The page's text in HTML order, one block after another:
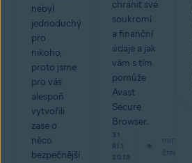
nebyl
jednoduchý
pro
nikoho,
proto jsme
pro vás
alespoň
vytvořili
zase o
něco
bezpečnější
chránit své
soukromí
a finanční
údaje a jak
vám s tím
pomůže
Avast
Secure
Browser.
31
ŘÍJ
2019
min
čtení